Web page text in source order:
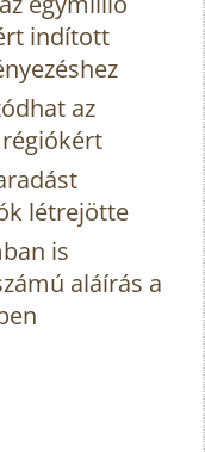
indított
az
létrejötte
is
aláírás a